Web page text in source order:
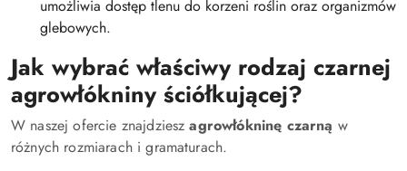
umożliwia dostęp tlenu do korzeni roślin oraz organizmów
glebowych.
Jak wybrać właściwy rodzaj czarnej
agrowłókniny ściółkującej?
W naszej ofercie znajdzieszagrowłókninę czarną w
różnych rozmiarach i gramaturach.